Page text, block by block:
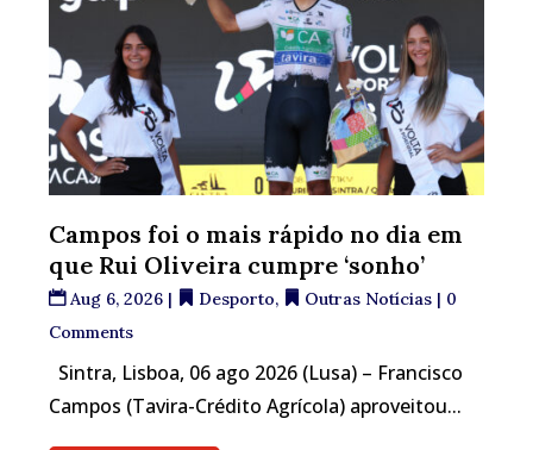
Campos foi o mais rápido no dia em
que Rui Oliveira cumpre ‘sonho’
Aug 6, 2026 | Desporto, Outras Notícias | 0
Comments
Sintra, Lisboa, 06 ago 2026 (Lusa) – Francisco
Campos (Tavira-Crédito Agrícola) aproveitou...